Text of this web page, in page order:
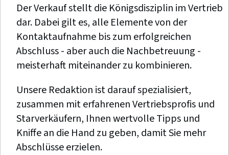
Der Verkauf stellt die Königsdisziplin im Vertrieb
dar. Dabei gilt es, alle Elemente von der
Kontaktaufnahme bis zum erfolgreichen
Abschluss - aber auch die Nachbetreuung -
meisterhaft miteinander zu kombinieren.
Unsere Redaktion ist darauf spezialisiert,
zusammen mit erfahrenen Vertriebsprofis und
Starverkäufern, Ihnen wertvolle Tipps und
Kniffe an die Hand zu geben, damit Sie mehr
Abschlüsse erzielen.